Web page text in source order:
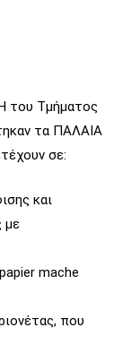
του Τμήματος
τα ΠΑΛΑΙΑ
σε:
και
με
mache
που